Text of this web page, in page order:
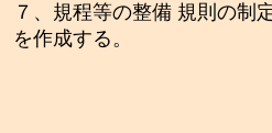
７、規程等の整備 規則の制
を作成する。